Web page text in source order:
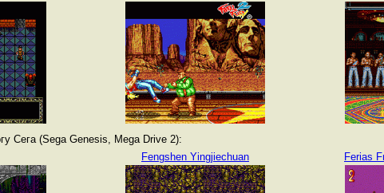
Сега (Sega Genesis, Mega Drive 2):
Fengshen Yingjiechuan Ferias